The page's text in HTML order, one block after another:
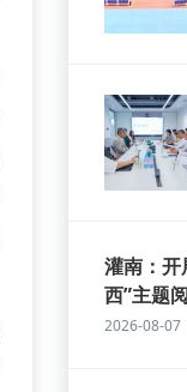
灌南：开
西”主题
2026-08-07